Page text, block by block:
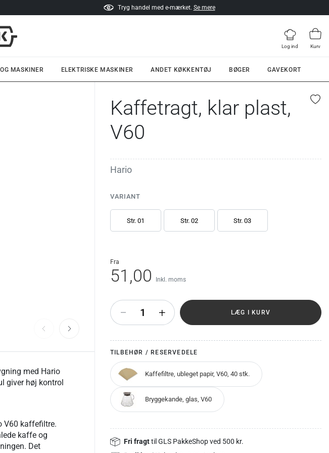
Tryg handel med e-mærket. Se mere
Log ind Kurv
MASKINER ELEKTRISKE MASKINER ANDET KØKKENTØJ BØGER GAVEKORT
Kaffetragt, klar plast,
V60
Hario
VARIANT
Str. 01 Str. 02 Str. 03
fra
51,00 Inkl. moms
+ LÆG I KURV
TILBEHØR / RESERVEDELE
Kaffefiltre, ubleget papir, V60, 40 stk.
Bryggekande, glas, V60
Fri fragttil GLS PakkeShop ved 500 kr.
med Hario
giver høj kontrol
V60 kaffefiltre.
kaffe og
Det